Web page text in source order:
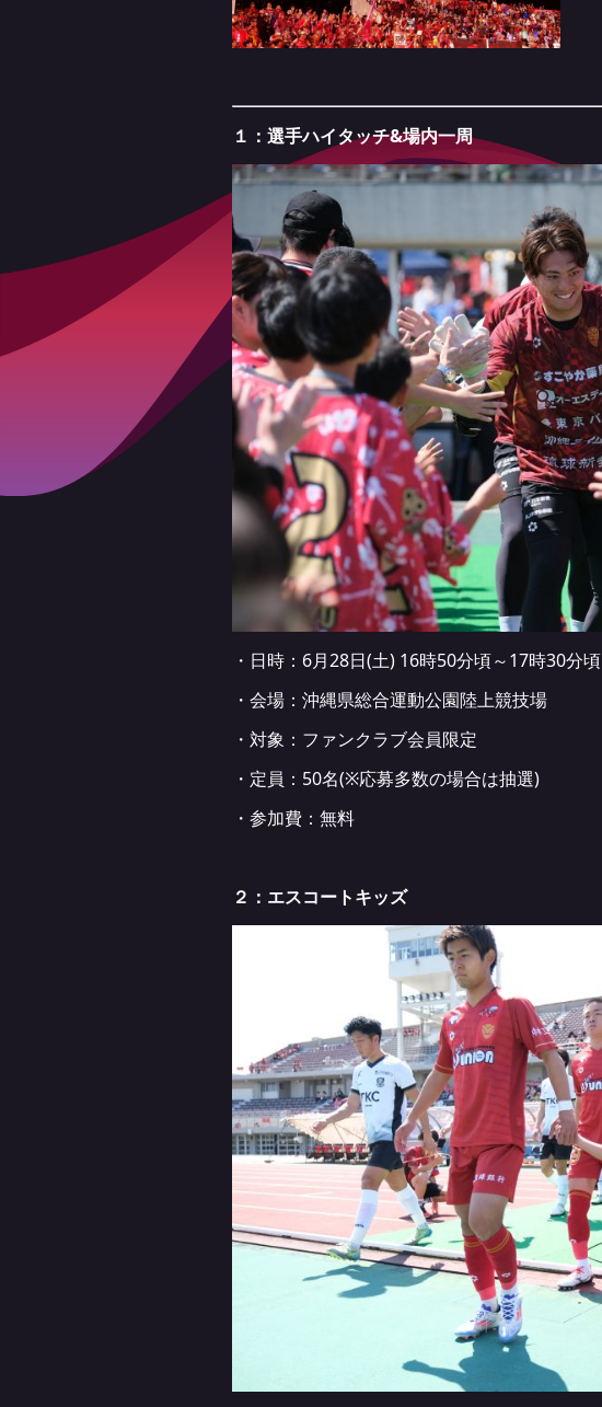
１：選手ハイタッチ&場内一周
・日時：6月28日(土) 16時50分頃～17時30分頃
・会場：沖縄県総合運動公園陸上競技場
・対象：ファンクラブ会員限定
・定員：50名(※応募多数の場合は抽選)
・参加費：無料
２：エスコートキッズ